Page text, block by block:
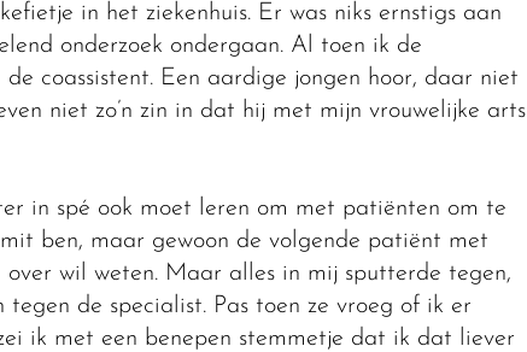
in het ziekenhuis. Er was niks ernstigs aan
onderzoek ondergaan. Al toen ik de
coassistent. Een aardige jongen hoor, daar niet
niet zo’n zin in dat hij met mijn vrouwelijke arts
in spé ook moet leren om met patiënten om te
ben, maar gewoon de volgende patiënt met
wil weten. Maar alles in mij sputterde tegen,
de specialist. Pas toen ze vroeg of ik er
ik met een benepen stemmetje dat ik dat liever